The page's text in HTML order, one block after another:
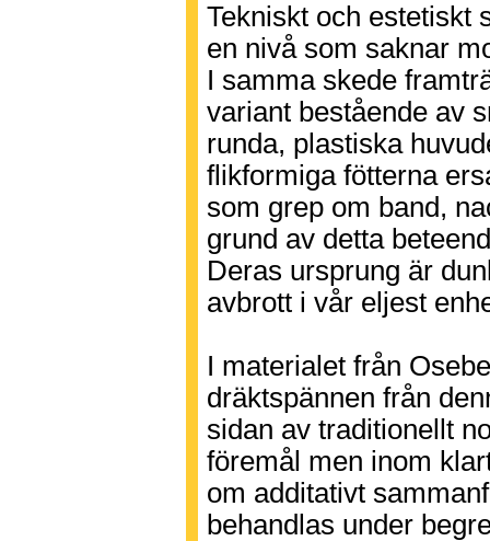
Tekniskt och estetiskt
en nivå som saknar
I samma skede
variant bestående av
runda, plastiska
flikformiga fötterna
som grep om band,
grund av detta
Deras ursprung är
avbrott i vår eljest
I materialet från
dräktspännen från
sidan av traditionellt
föremål men inom
om additativt
behandlas under